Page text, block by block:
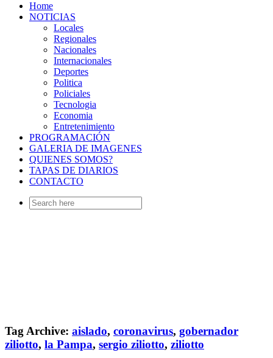
Home
NOTICIAS
Locales
Regionales
Nacionales
Internacionales
Deportes
Politica
Policiales
Tecnologia
Economia
Entretenimiento
PROGRAMACIÓN
GALERIA DE IMAGENES
QUIENES SOMOS?
TAPAS DE DIARIOS
CONTACTO
Search
for:
Tag Archive: aislado, coronavirus, gobernador
ziliotto, la Pampa, sergio ziliotto, ziliotto